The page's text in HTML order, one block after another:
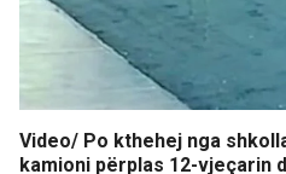
Video/ Po kthehej nga
kamioni përplas 12-vjeçarin